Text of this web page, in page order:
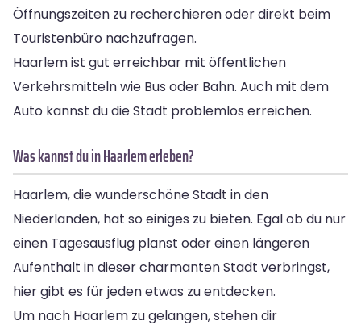
Öffnungszeiten zu recherchieren oder direkt beim
Touristenbüro nachzufragen.
Haarlem ist gut erreichbar mit öffentlichen
Verkehrsmitteln wie Bus oder Bahn. Auch mit dem
Auto kannst du die Stadt problemlos erreichen.
Was kannst du in Haarlem erleben?
Haarlem, die wunderschöne Stadt in den
Niederlanden, hat so einiges zu bieten. Egal ob du nur
einen Tagesausflug planst oder einen längeren
Aufenthalt in dieser charmanten Stadt verbringst,
hier gibt es für jeden etwas zu entdecken.
Um nach Haarlem zu gelangen, stehen dir